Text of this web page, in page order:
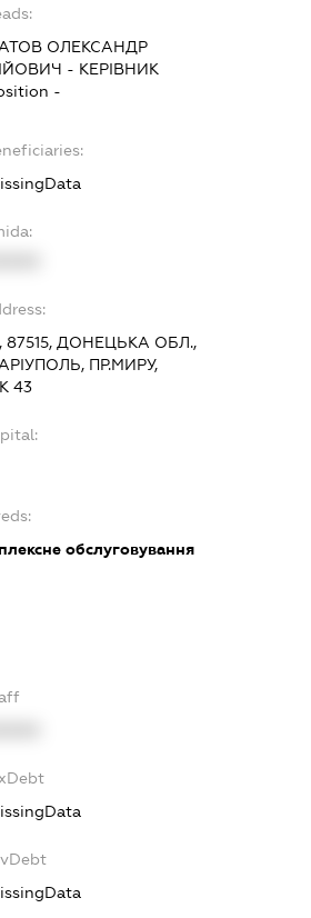
ОЛЕКСАНДР
- КЕРІВНИК
-
87515, ДОНЕЦЬКА ОБЛ.,
ПР.МИРУ,
43
обслуговування